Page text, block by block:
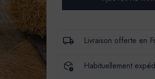
BADIMAT
BIBEMUS
CHAUX
BADIMAT
BIBEMUS
Livraison offerte en
Habituellement